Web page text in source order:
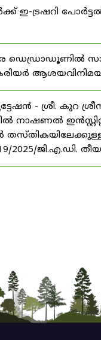
ഇ-ട്രഷറി
ഡെഡ്രാഡൂണിൽ
കരിയർ
- ശ്രീ. കുറ
നാഷണൽ
2025/ജി.എ.ഡി.